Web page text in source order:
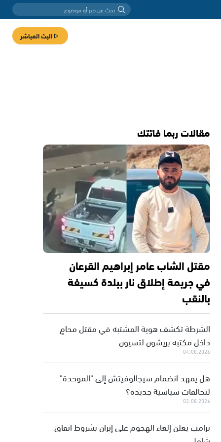
البث المباشر
مقالات ربما فاتتك
مقتل الشاب عامر إبراهيم القرعان
في جريمة إطلاق نار ببلدة كسيفة
بالنقب
الشرطة تكشف هوية المشتبه في مقتل محامٍ
داخل مكتبه بريشون لتسيون
04.08.2026
هل يمهد انضمام سيجالوفيتش إلى "الموحدة"
لتحالفات سياسية جديدة؟
02.08.2026
ترامب يعلن إلغاء الهجوم على إيران بشروط اتفاق